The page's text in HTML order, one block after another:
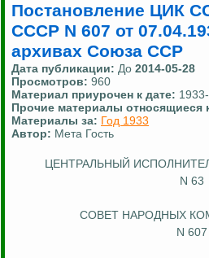
Постановление ЦИК
СССР N 607 от
архивах Союза ССР
Дата публикации: До 2014-05-28
Просмотров: 960
Материал приурочен к дате:
Прочие материалы относящиеся
Материалы за: Год 1933
Автор: Мета Гость
ЦЕНТРАЛЬНЫЙ
N 63
СОВЕТ НАРОДНЫХ
N 607